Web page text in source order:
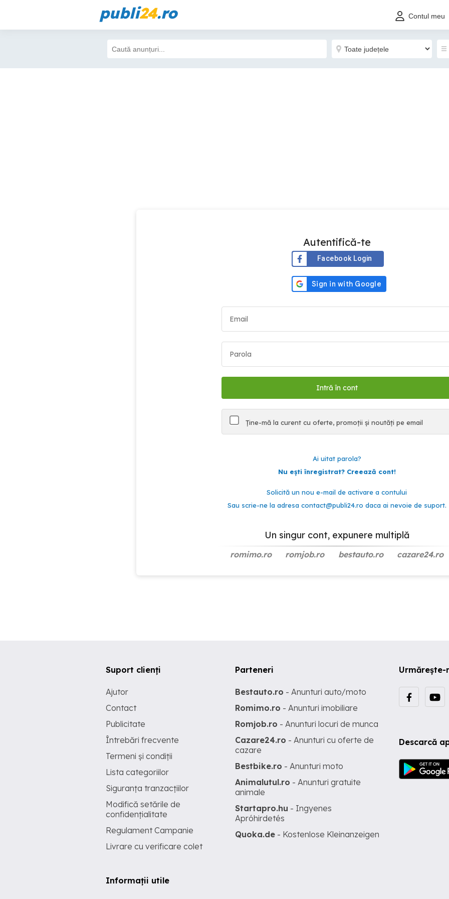
publi24.ro Contul meu
Autentifică-te
Facebook Login
Ține-mă la curent cu oferte, promoții și noutăți pe email
Ai uitat parola?
Nu ești înregistrat? Creează cont!
Solicită un nou e-mail de activare a contului
Sau scrie-ne la adresa contact@publi24.ro daca ai nevoie de suport.
Un singur cont, expunere multiplă
romimo.ro romjob.ro bestauto.ro cazare24.ro
Urmărește-
Descarcă
Suport clienți
Ajutor
Contact
Publicitate
Întrebări frecvente
Termeni și condiții
Lista categoriilor
Siguranța tranzacțiilor
Modifică setările de
confidențialitate
Regulament Campanie
Livrare cu verificare colet
Informații utile
Parteneri
Bestauto.ro - Anunturi auto/moto
Romimo.ro - Anunturi imobiliare
Romjob.ro - Anunturi locuri de munca
Cazare24.ro - Anunturi cu oferte de
cazare
Bestbike.ro - Anunturi moto
Animalutul.ro - Anunturi gratuite
animale
Startapro.hu - Ingyenes
Apróhirdetés
Quoka.de - Kostenlose Kleinanzeigen